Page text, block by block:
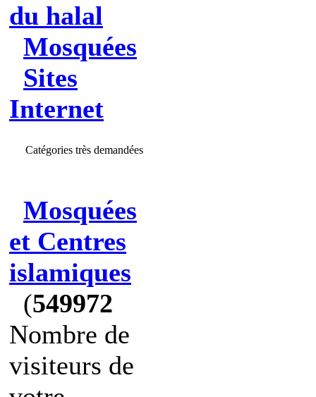
du halal
Mosquées
Sites
Internet
Catégories très demandées
Mosquées
et Centres
islamiques
(549972
Nombre de
visiteurs de